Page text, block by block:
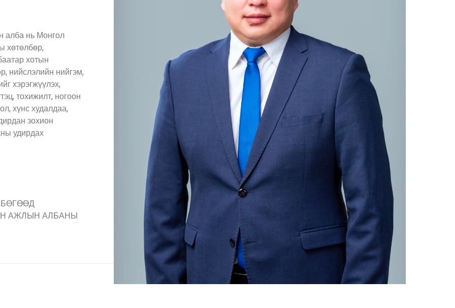
алба нь Монгол
хөтөлбөр,
хотын
нийслэлийн нийгэм,
хэрэгжүүлэх,
тохижилт, ногоон
хүнс худалдаа,
зохион
удирдах
АЖЛЫН АЛБАНЫ